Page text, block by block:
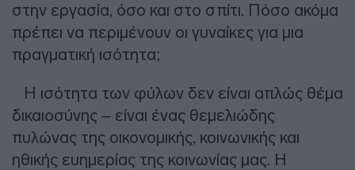
στην εργασία, όσο και στο σπίτι. Πόσο ακόμα
πρέπει να περιμένουν οι γυναίκες για μια
πραγματική ισότητα;
Η ισότητα των φύλων δεν είναι απλώς θέμα
δικαιοσύνης – είναι ένας θεμελιώδης
πυλώνας της οικονομικής, κοινωνικής και
ηθικής ευημερίας της κοινωνίας μας. Η